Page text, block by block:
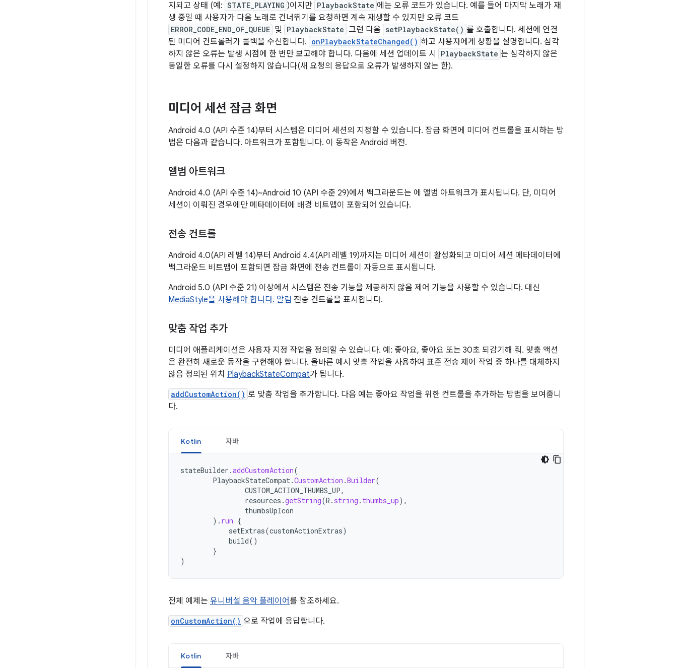
지되고 상태 (예: STATE_PLAYING )이지만 PlaybackState 에는 오류 코드가 있습니다. 예를 들어 마지막 노래가 재
생 중일 때 사용자가 다음 노래로 건너뛰기를 요청하면 계속 재생할 수 있지만 오류 코드
ERROR_CODE_END_OF_QUEUE 및 PlaybackState 그런 다음 setPlaybackState() 를 호출합니다. 세션에 연결
된 미디어 컨트롤러가 콜백을 수신합니다. onPlaybackStateChanged() 하고 사용자에게 상황을 설명합니다. 심각
하지 않은 오류는 발생 시점에 한 번만 보고해야 합니다. 다음에 세션 업데이트 시
PlaybackState 는 심각하지 않은
동일한 오류를 다시 설정하지 않습니다(새 요청의 응답으로 오류가 발생하지 않는 한).
미디어 세션 잠금 화면
Android 4.0 (API 수준 14)부터 시스템은 미디어 세션의 지정할 수 있습니다. 잠금 화면에 미디어 컨트롤을 표시하는 방
법은 다음과 같습니다. 아트워크가 포함됩니다. 이 동작은 Android 버전.
앨범 아트워크
Android 4.0 (API 수준 14)~Android 10 (API 수준 29)에서 백그라운드는 에 앨범 아트워크가 표시됩니다. 단, 미디어
세션이 이뤄진 경우에만 메타데이터에 배경 비트맵이 포함되어 있습니다.
전송 컨트롤
Android 4.0(API 레벨 14)부터 Android 4.4(API 레벨 19)까지는 미디어 세션이 활성화되고 미디어 세션 메타데이터에
백그라운드 비트맵이 포함되면 잠금 화면에 전송 컨트롤이 자동으로 표시됩니다.
Android 5.0 (API 수준 21) 이상에서 시스템은 전송 기능을 제공하지 않음 제어 기능을 사용할 수 있습니다. 대신
MediaStyle을 사용해야 합니다. 알림 전송 컨트롤을 표시합니다.
맞춤 작업 추가
미디어 애플리케이션은 사용자 지정 작업을 정의할 수 있습니다. 예: 좋아요, 좋아요 또는 30초 되감기해 줘. 맞춤 액션
은 완전히 새로운 동작을 구현해야 합니다. 올바른 예시 맞춤 작업을 사용하여 표준 전송 제어 작업 중 하나를 대체하지
않음 정의된 위치 PlaybackStateCompat가 됩니다.
addCustomAction() 로 맞춤 작업을 추가합니다. 다음 예는 좋아요 작업을 위한 컨트롤을 추가하는 방법을 보여줍니
다.
Kotlin 자바
stateBuilder .addCustomAction(
PlaybackStateCompat.CustomAction .Builder(
CUSTOM_ACTION_THUMBS_UP,
resources .getString(R . string . thumbs_up),
thumbsUpIcon
). run {
setExtras(customActionExtras)
build()
}
)
전체 예제는 유니버설 음악 플레이어를 참조하세요.
onCustomAction() 으로 작업에 응답합니다.
Kotlin 자바